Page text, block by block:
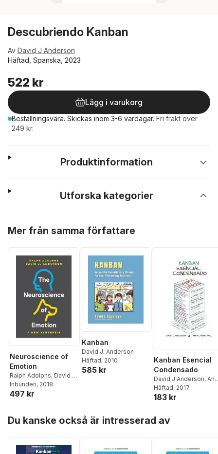
Descubriendo Kanban
Av David J Anderson
Häftad, Spanska, 2023
522 kr
Lägg i varukorg
Beställningsvara. Skickas inom 3-6 vardagar. Fri frakt över
249 kr.
Produktinformation
Utforska kategorier
Mer från samma författare
Neuroscience of
Emotion
Ralph Adolphs, David J.
Anderson
Inbunden, 2018
497 kr
Kanban
David J. Anderson
Häftad, 2010
585 kr
Kanban Esencial
Condensado
David J Anderson,
Carmichael
Häftad, 2017
183 kr
Du kanske också är intresserad av